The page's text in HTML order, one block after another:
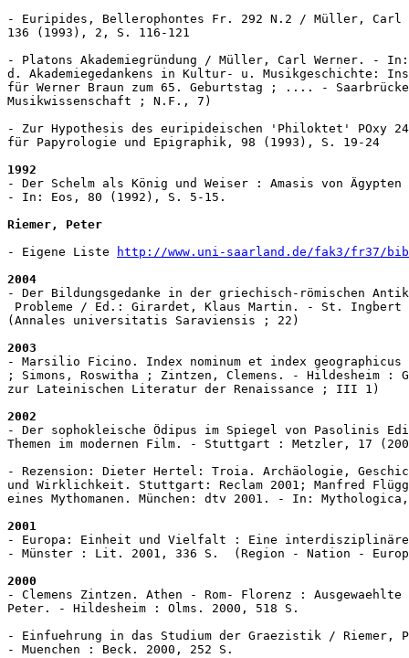
- Euripides, Bellerophontes Fr. 292 N.2 / Müller,
136 (1993), 2, S. 116-121
- Platons Akademiegründung / Müller, Carl Werner. -
d. Akademiegedankens in Kultur- u.
für Werner Braun zum 65. Geburtstag ; .... -
Musikwissenschaft ; N.F., 7)
- Zur Hypothesis des euripideischen 'Philoktet'
für Papyrologie und Epigraphik, 98 (1993), S. 19-24
1992
- Der Schelm als König und Weiser : Amasis von
- In: Eos, 80 (1992), S. 5-15.
Riemer, Peter
- Eigene Liste
http://www.uni-saarland.de/fak3/fr37/
2004
- Der Bildungsgedanke in der griechisch-römischen
Probleme / Ed.: Girardet, Klaus Martin. - St.
(Annales universitatis Saraviensis ; 22)
2003
- Marsilio Ficino. Index nominum et index
; Simons, Roswitha ; Zintzen, Clemens. - Hildesheim
zur Lateinischen Literatur der Renaissance ; III 1)
2002
- Der sophokleische Ödipus im Spiegel von Pasolinis
Themen im modernen Film. - Stuttgart : Metzler, 17
- Rezension: Dieter Hertel: Troia. Archäologie,
und Wirklichkeit. Stuttgart: Reclam 2001; Manfred
eines Mythomanen. München: dtv 2001. - In:
2001
- Europa: Einheit und Vielfalt : Eine
- Münster : Lit. 2001, 336 S.  (Region - Nation -
2000
- Clemens Zintzen. Athen - Rom- Florenz :
Peter. - Hildesheim : Olms. 2000, 518 S.
- Einfuehrung in das Studium der Graezistik / Riemer,
- Muenchen : Beck. 2000, 252 S.